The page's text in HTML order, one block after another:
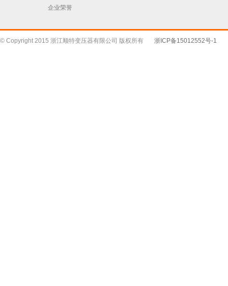
企业荣誉
© Copyright 2015 浙江顺特变压器有限公司 版权所有 浙ICP备15012552号-1